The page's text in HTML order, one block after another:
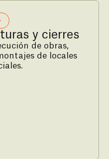
y cierres
de obras,
de locales